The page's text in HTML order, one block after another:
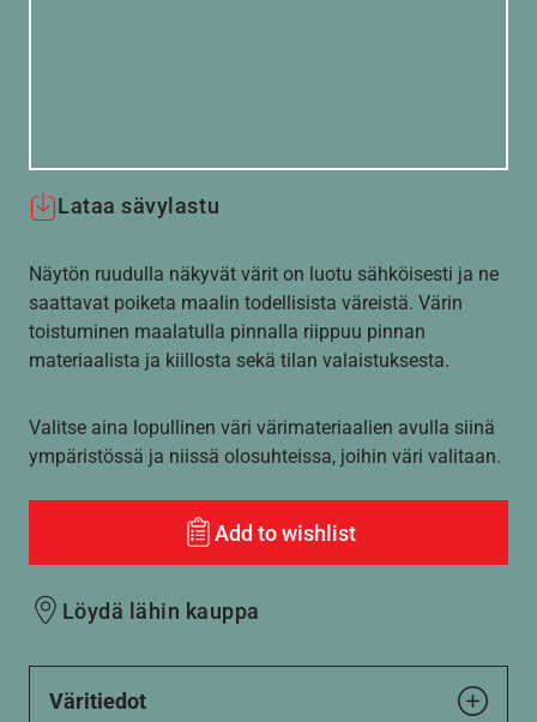
Lataa sävylastu
Näytön ruudulla näkyvät värit on luotu sähköisesti ja ne
saattavat poiketa maalin todellisista väreistä. Värin
toistuminen maalatulla pinnalla riippuu pinnan
materiaalista ja kiillosta sekä tilan valaistuksesta.
Valitse aina lopullinen väri värimateriaalien avulla siinä
ympäristössä ja niissä olosuhteissa, joihin väri valitaan.
Add to wishlist
Löydä lähin kauppa
Väritiedot